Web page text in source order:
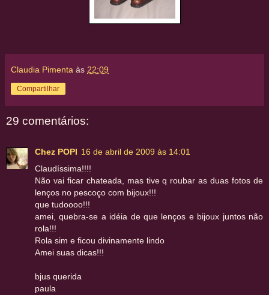
Claudia Pimenta às 22:09
Compartilhar
29 comentários:
Chez POPI 16 de abril de 2009 às 14:01
Claudíssima!!!!
Não vai ficar chateada, mas tive q roubar as duas fotos de
lenços no pescoço com bijoux!!!
que tudoooo!!!
amei, quebra-se a idéia de que lenços e bijoux juntos não
rola!!!
Rola sim e ficou divinamente lindo
Amei suas dicas!!!
bjus querida
paula